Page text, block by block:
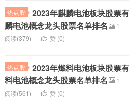
热点股
2023年麒麟电池板块股票
麟电池概念龙头股票名单排名
1
阅读(379)
赞 (0)
热点股
2023年燃料电池板块股票
料电池概念龙头股票名单排名
1
阅读(561)
赞 (0)